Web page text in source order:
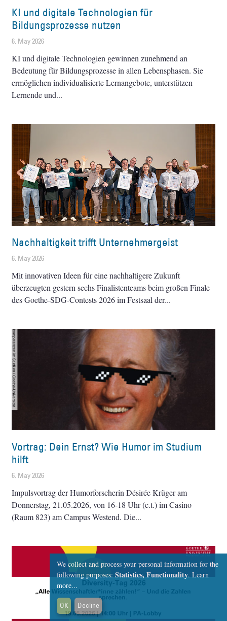
KI und digitale Technologien für
Bildungsprozesse nutzen
6. May 2026
KI und digitale Technologien gewinnen zunehmend an
Bedeutung für Bildungsprozesse in allen Lebensphasen. Sie
ermöglichen individualisierte Lernangebote, unterstützen
Lernende und
Nachhaltigkeit trifft Unternehmergeist
6. May 2026
Mit innovativen Ideen für eine nachhaltigere Zukunft
überzeugten gestern sechs Finalistenteams beim großen Finale
des Goethe-SDG-Contests 2026 im Festsaal der
Vortrag: Dein Ernst? Wie Humor im Studium
hilft
6. May 2026
Impulsvortrag der Humorforscherin Désirée Krüger am
Donnerstag, 21.05.2026, von 16-18 Uhr (c.t.) im Casino
(Raum 823) am Campus Westend. Die
We collect and process your personal information for the
following purposes:Statistics, Functionality.Learn
more...
OK Decline